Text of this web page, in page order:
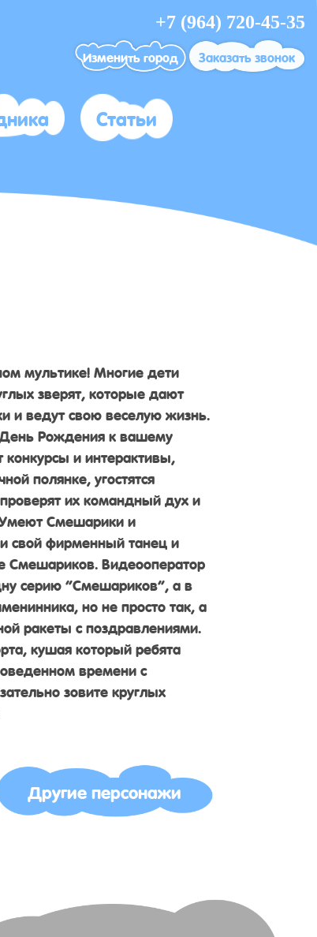
+7 (964) 720-45-35
Изменить город Заказать звонок
Статьи
мультике! Многие дети
зверят, которые дают
и ведут свою веселую жизнь.
Рождения к вашему
и интерактивы,
полянке, угостятся
их командный дух и
Смешарики и
свой фирменный танец и
Смешариков. Видеооператор
серию “Смешариков”, а в
но не просто так, а
ракеты с поздравлениями.
кушая который ребята
времени с
зовите круглых
Другие персонажи